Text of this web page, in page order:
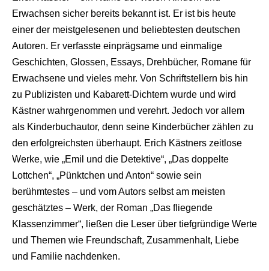
Erwachsen sicher bereits bekannt ist. Er ist bis heute
einer der meistgelesenen und beliebtesten deutschen
Autoren. Er verfasste einprägsame und einmalige
Geschichten, Glossen, Essays, Drehbücher, Romane für
Erwachsene und vieles mehr. Von Schriftstellern bis hin
zu Publizisten und Kabarett-Dichtern wurde und wird
Kästner wahrgenommen und verehrt. Jedoch vor allem
als Kinderbuchautor, denn seine Kinderbücher zählen zu
den erfolgreichsten überhaupt. Erich Kästners zeitlose
Werke, wie „Emil und die Detektive“, „Das doppelte
Lottchen“, „Pünktchen und Anton“ sowie sein
berühmtestes – und vom Autors selbst am meisten
geschätztes – Werk, der Roman „Das fliegende
Klassenzimmer“, ließen die Leser über tiefgründige Werte
und Themen wie Freundschaft, Zusammenhalt, Liebe
und Familie nachdenken.